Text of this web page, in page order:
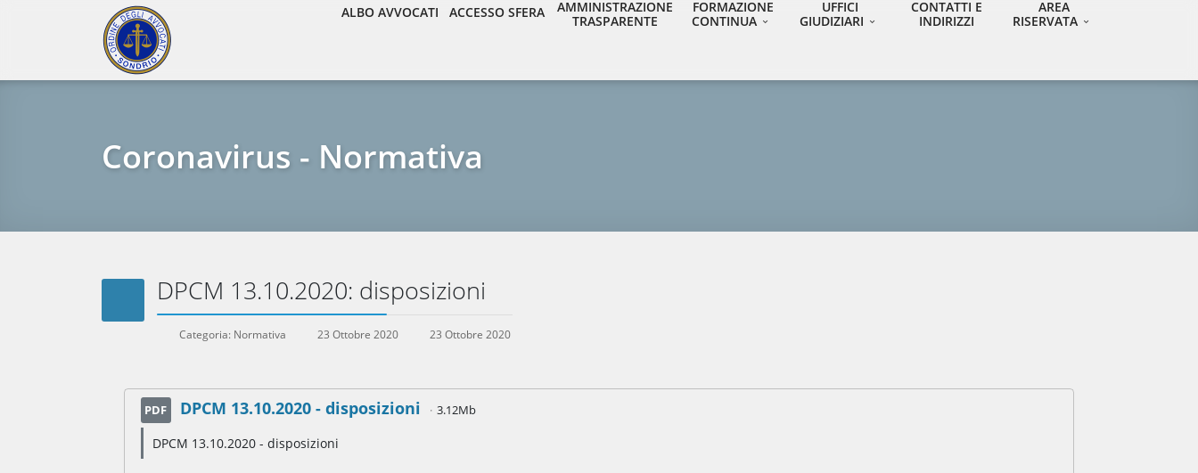
ALBO AVVOCATI ACCESSO SFERA
AMMINISTRAZIONE
TRASPARENTE
FORMAZIONE
CONTINUA
UFFICI
GIUDIZIARI
CONTATTI E
INDIRIZZI
AREA
RISERVATA
Coronavirus - Normativa
DPCM 13.10.2020: disposizioni
Categoria: Normativa 23 Ottobre 2020 23 Ottobre 2020
PDF DPCM 13.10.2020 - disposizioni 3.12Mb
DPCM 13.10.2020 - disposizioni